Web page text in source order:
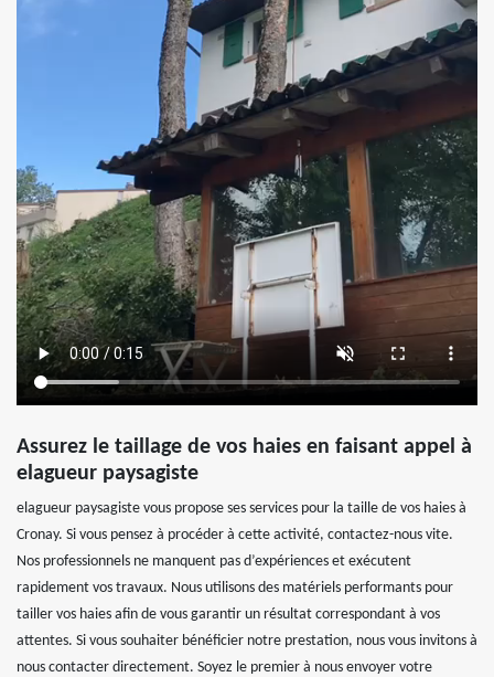
Assurez le taillage de vos haies en faisant appel à
elagueur paysagiste
elagueur paysagiste vous propose ses services pour la taille de vos haies à
Cronay. Si vous pensez à procéder à cette activité, contactez-nous vite.
Nos professionnels ne manquent pas d’expériences et exécutent
rapidement vos travaux. Nous utilisons des matériels performants pour
tailler vos haies afin de vous garantir un résultat correspondant à vos
attentes. Si vous souhaiter bénéficier notre prestation, nous vous invitons à
nous contacter directement. Soyez le premier à nous envoyer votre